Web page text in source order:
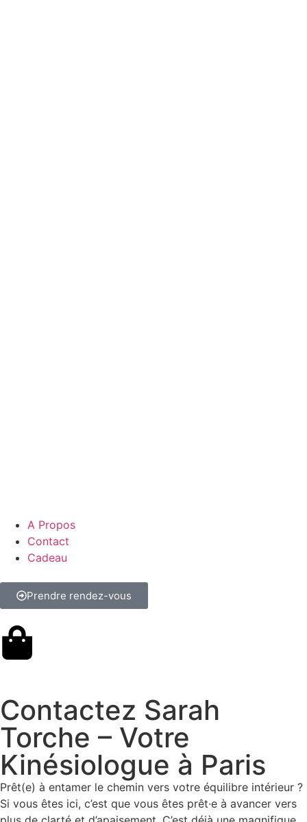
A Propos
Contact
Cadeau
Prendre rendez-vous
Contactez Sarah
Torche – Votre
Kinésiologue à Paris
Prêt(e) à entamer le chemin vers votre équilibre intérieur ?
Si vous êtes ici, c’est que vous êtes prêt·e à avancer vers